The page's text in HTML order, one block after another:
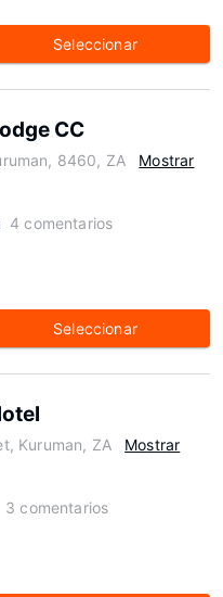
Seleccionar
CC
8460, ZA
Mostrar
4 comentarios
Seleccionar
Kuruman, ZA
Mostrar
3 comentarios